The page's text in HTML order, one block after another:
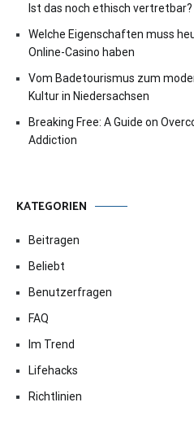
Ist das noch ethisch vertretbar?
Welche Eigenschaften muss
Online-Casino haben
Vom Badetourismus zum
Kultur in Niedersachsen
Breaking Free: A Guide on
Addiction
KATEGORIEN
Beitragen
Beliebt
Benutzerfragen
FAQ
Im Trend
Lifehacks
Richtlinien